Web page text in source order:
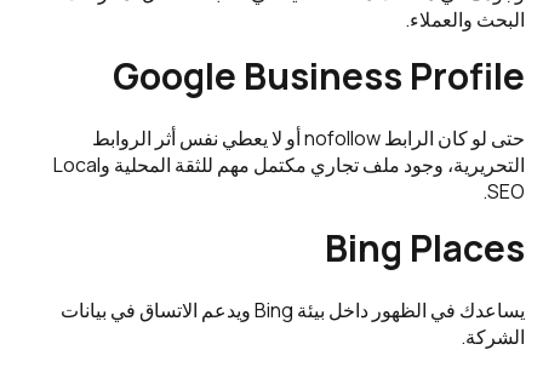
البحث والعملاء.
Google Business Profile
حتى لو كان الرابط nofollow أو لا يعطي نفس أثر الروابط
التحريرية، وجود ملف تجاري مكتمل مهم للثقة المحلية وLocal
SEO.
Bing Places
يساعدك في الظهور داخل بيئة Bing ويدعم الاتساق في بيانات
الشركة.